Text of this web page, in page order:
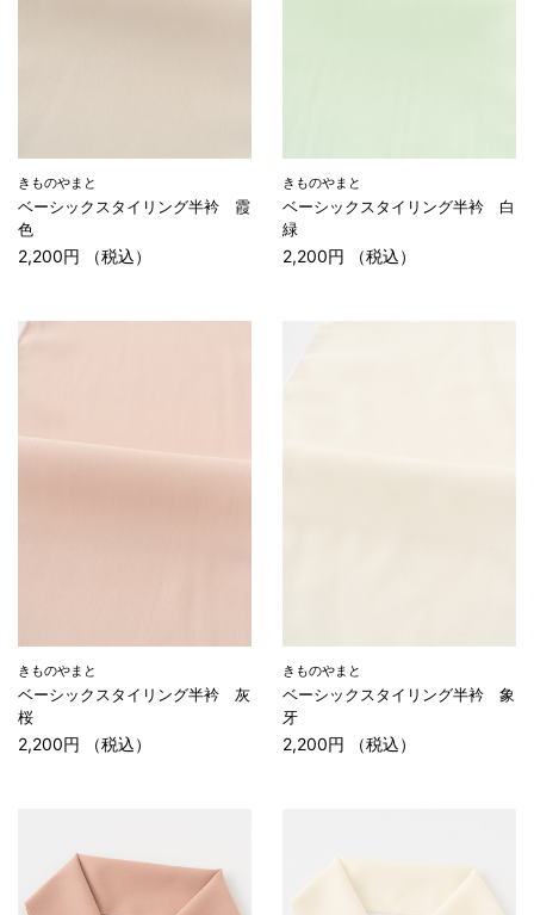
きものやまと
ベーシックスタイリング半衿 霞
色
2,200円 （税込）
きものやまと
ベーシックスタイリング半衿 白
緑
2,200円 （税込）
きものやまと
ベーシックスタイリング半衿 灰
桜
2,200円 （税込）
きものやまと
ベーシックスタイリング半衿 象
牙
2,200円 （税込）